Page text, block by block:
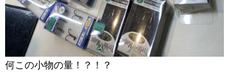
何この小物の量！？！？